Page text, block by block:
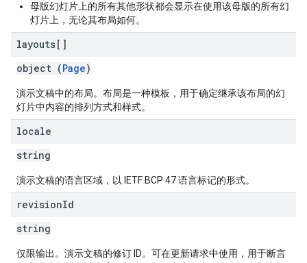
母版幻灯片上的所有其他形状都会显示在使用该母版的所有幻
灯片上，无论其布局如何。
layouts[]
object (Page)
演示文稿中的布局。布局是一种模板，用于确定继承该布局的幻
灯片中内容的排列方式和样式。
locale
string
演示文稿的语言区域，以 IETF BCP 47 语言标记的形式。
revisionId
string
仅限输出。演示文稿的修订 ID。可在更新请求中使用，用于断言